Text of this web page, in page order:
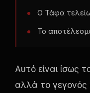
Ο Τάφα
Το
Αυτό είναι ίσως
αλλά το γεγονός